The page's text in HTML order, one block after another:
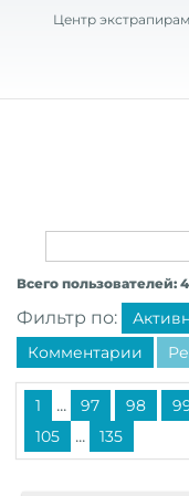
Центр
Всего пользователей:
Фильтр по:
Комментарии
1 ... 97 98
105
... 135